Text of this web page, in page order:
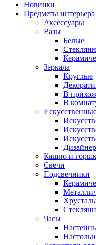
Новинки
Предметы интерьера
Аксессуары
Вазы
Белые
Зеркала
Круглые
В
В
Кашпо и
Свечи
Подсвечники
Часы